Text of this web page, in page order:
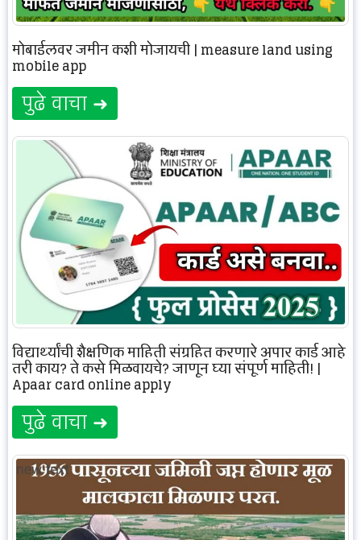
मोबाईलवर जमीन कशी मोजायची | measure land using
mobile app
पुढे वाचा ➜
विद्यार्थ्यांची शैक्षणिक माहिती संग्रहित करणारे अपार कार्ड आहे
तरी काय? ते कसे मिळवायचे? जाणून घ्या संपूर्ण माहिती! |
Apaar card online apply
पुढे वाचा ➜